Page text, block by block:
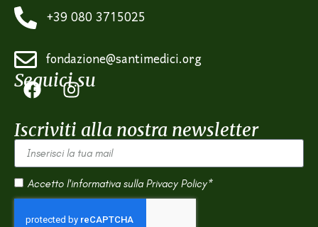
+39 080 3715025
fondazione@santimedici.org
Seguici su
Iscriviti alla nostra newsletter
Accetto l'informativa sulla Privacy Policy*